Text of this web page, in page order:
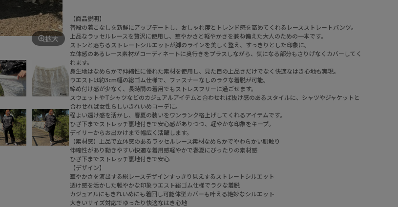
A Aホワイト
拡大
【商品説明】
普段の着こなしを新鮮にアップデートし、おしゃれ度とトレンド感を高めてくれるレースストレートパンツ。
上品なラッセルレースを贅沢に使用し、華やかさと軽やかさを兼ね備えた大人のための一本です。
ストンと落ちるストレートシルエットが脚のラインを美しく整え、すっきりとした印象に。
立体感のあるレース素材がコーディネートに奥行きをプラスしながら、気になる部分もさりげなくカバーしてく
れます。
身生地はなめらかで伸縮性に優れた素材を使用し、見た目の上品さだけでなく快適なはき心地も実現。
ウエストは約3cm幅の総ゴム仕様で、ファスナーなしのラクな着脱が可能。
締め付け感が少なく、長時間の着用でもストレスフリーに過ごせます。
スウェットやTシャツなどのカジュアルアイテムと合わせれば抜け感のあるスタイルに、シャツやジャケットと
合わせれば女性らしいきれいめコーデに。
程よい透け感を活かし、春夏の装いをワンランク格上げしてくれるアイテムです。
ひざ下までストレッチ裏地付きで安心感がありつつ、軽やかな印象をキープ。
デイリーからお出かけまで幅広く活躍します。
【素材感】上品で立体感のあるラッセルレース素材なめらかでやわらかい肌触り
伸縮性があり動きやすい快適な着用感軽やかで春夏にぴったりの素材感
ひざ下までストレッチ裏地付きで安心
【デザイン】
華やかさを演出する総レースデザインすっきり見えするストレートシルエット
透け感を活かした軽やかな印象ウエスト総ゴム仕様でラクな着脱
カジュアルにもきれいめにも着回し可能体型カバーも叶える絶妙なシルエット
大きいサイズ対応でゆったり快適なはき心地